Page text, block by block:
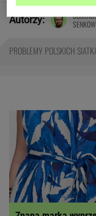
Autorzy:
DOMINIK
PROBLEMY POLSKICH